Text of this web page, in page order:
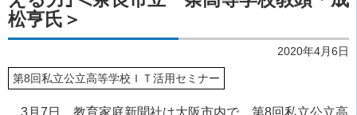
松亨氏＞
2020年4月6日
第8回私立公立高等学校ＩＴ活用セミナー
3月7日、教育家庭新聞社は大阪市内で、第8回私立公立高